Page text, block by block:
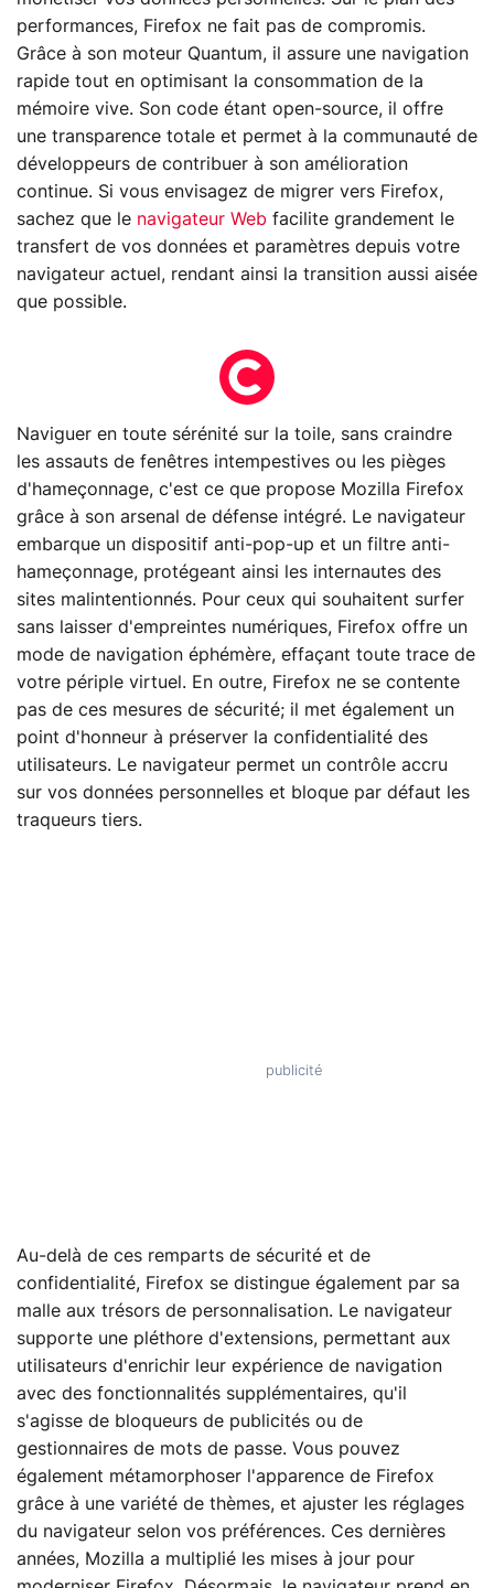
performances, Firefox ne fait pas de compromis.
Grâce à son moteur Quantum, il assure une navigation
rapide tout en optimisant la consommation de la
mémoire vive. Son code étant open-source, il offre
une transparence totale et permet à la communauté de
développeurs de contribuer à son amélioration
continue. Si vous envisagez de migrer vers Firefox,
sachez que le navigateur Web facilite grandement le
transfert de vos données et paramètres depuis votre
navigateur actuel, rendant ainsi la transition aussi aisée
que possible.
Naviguer en toute sérénité sur la toile, sans craindre
les assauts de fenêtres intempestives ou les pièges
d'hameçonnage, c'est ce que propose Mozilla Firefox
grâce à son arsenal de défense intégré. Le navigateur
embarque un dispositif anti-pop-up et un filtre anti-
hameçonnage, protégeant ainsi les internautes des
sites malintentionnés. Pour ceux qui souhaitent surfer
sans laisser d'empreintes numériques, Firefox offre un
mode de navigation éphémère, effaçant toute trace de
votre périple virtuel. En outre, Firefox ne se contente
pas de ces mesures de sécurité; il met également un
point d'honneur à préserver la confidentialité des
utilisateurs. Le navigateur permet un contrôle accru
sur vos données personnelles et bloque par défaut les
traqueurs tiers.
Au-delà de ces remparts de sécurité et de
confidentialité, Firefox se distingue également par sa
malle aux trésors de personnalisation. Le navigateur
supporte une pléthore d'extensions, permettant aux
utilisateurs d'enrichir leur expérience de navigation
avec des fonctionnalités supplémentaires, qu'il
s'agisse de bloqueurs de publicités ou de
gestionnaires de mots de passe. Vous pouvez
également métamorphoser l'apparence de Firefox
grâce à une variété de thèmes, et ajuster les réglages
du navigateur selon vos préférences. Ces dernières
années, Mozilla a multiplié les mises à jour pour